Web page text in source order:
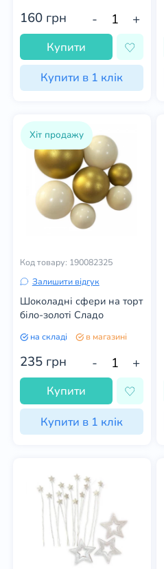
160 грн - +
Купити
Купити в 1 клік
Хіт продажу
Код товару: 190082325
Залишити відгук
Шоколадні сфери на торт
біло-золоті Сладо
на складі в магазині
235 грн - +
Купити
Купити в 1 клік